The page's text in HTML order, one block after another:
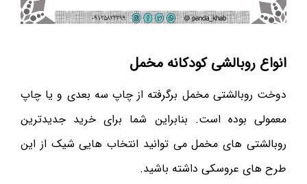
انواع روبالشی کودکانه مخمل
دوخت روبالشتی مخمل برگرفته از چاپ سه بعدی و یا چاپ
معمولی بوده است. بنابراین شما برای خرید جدیدترین
روبالشتی های مخمل می توانید انتخاب هایی شیک از این
طرح های عروسکی داشته باشید.